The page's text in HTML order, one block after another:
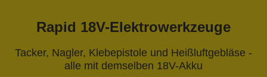
Rapid 18V-Elektrowerkzeuge
Tacker, Nagler, Klebepistole und Heißluftgebläse -
alle mit demselben 18V-Akku